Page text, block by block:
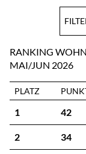
RANKING
MAI/JUN 2026
PLATZ
1 42
2 34